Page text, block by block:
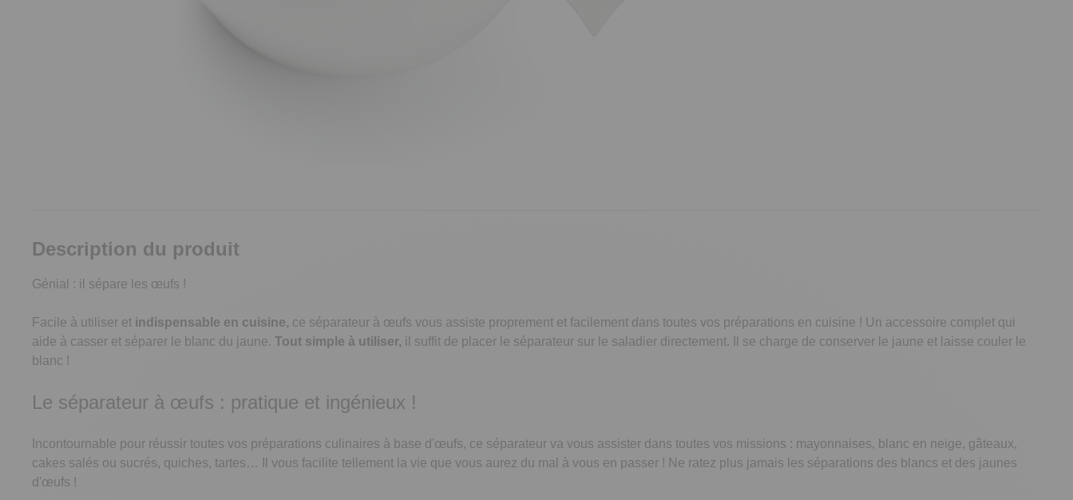
Description du produit
Génial : il sépare les œufs !
Facile à utiliser et indispensable en cuisine, ce séparateur à œufs vous assiste proprement et facilement dans toutes vos préparations en cuisine ! Un accessoire complet qui
aide à casser et séparer le blanc du jaune. Tout simple à utiliser, il suffit de placer le séparateur sur le saladier directement. Il se charge de conserver le jaune et laisse couler le
blanc !
Le séparateur à œufs : pratique et ingénieux !
Incontournable pour réussir toutes vos préparations culinaires à base d'œufs, ce séparateur va vous assister dans toutes vos missions : mayonnaises, blanc en neige, gâteaux,
cakes salés ou sucrés, quiches, tartes… Il vous facilite tellement la vie que vous aurez du mal à vous en passer ! Ne ratez plus jamais les séparations des blancs et des jaunes
d'œufs !